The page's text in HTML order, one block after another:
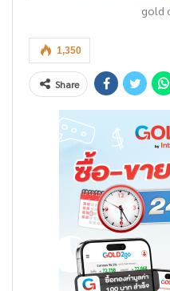
gold
1,350
Share